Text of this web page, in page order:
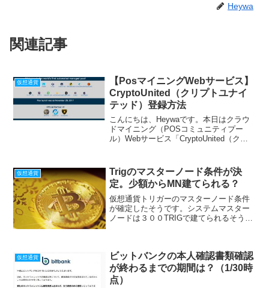
Heywa
関連記事
仮想通貨
【PosマイニングWebサービス】
CryptoUnited（クリプトユナイ
テッド）登録方法
こんにちは、Heywaです。本日はクラウ
ドマイニング（POSコミュニティプー
ル）Webサービス「CryptoUnited（クリ
るかたは利用してみるとよいと思いま
す。...
仮想通貨
Trigのマスターノード条件が決
定。少額からMN建てられる？
仮想通貨トリガーのマスターノード条件
が確定したそうです。システムマスター
ノードは３００TRIGで建てられるそうな
ンになりそうな予感が...
仮想通貨
ビットバンクの本人確認書類確認
が終わるまでの期間は？（1/30時
点）